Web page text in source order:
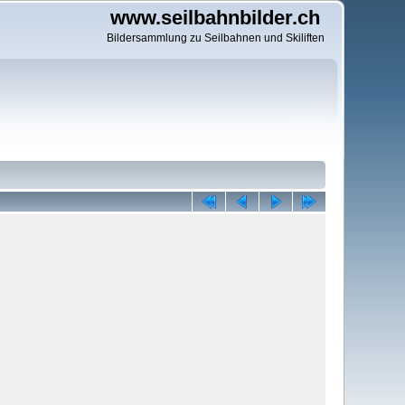
www.seilbahnbilder.ch
Bildersammlung zu Seilbahnen und Skiliften